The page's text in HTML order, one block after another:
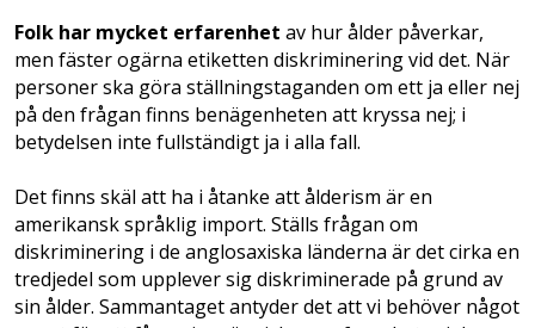
Folk har mycket erfarenhet av hur ålder påverkar,
men fäster ogärna etiketten diskriminering vid det. När
personer ska göra ställningstaganden om ett ja eller nej
på den frågan finns benägenheten att kryssa nej; i
betydelsen inte fullständigt ja i alla fall.
Det finns skäl att ha i åtanke att ålderism är en
amerikansk språklig import. Ställs frågan om
diskriminering i de anglosaxiska länderna är det cirka en
tredjedel som upplever sig diskriminerade på grund av
sin ålder. Sammantaget antyder det att vi behöver något